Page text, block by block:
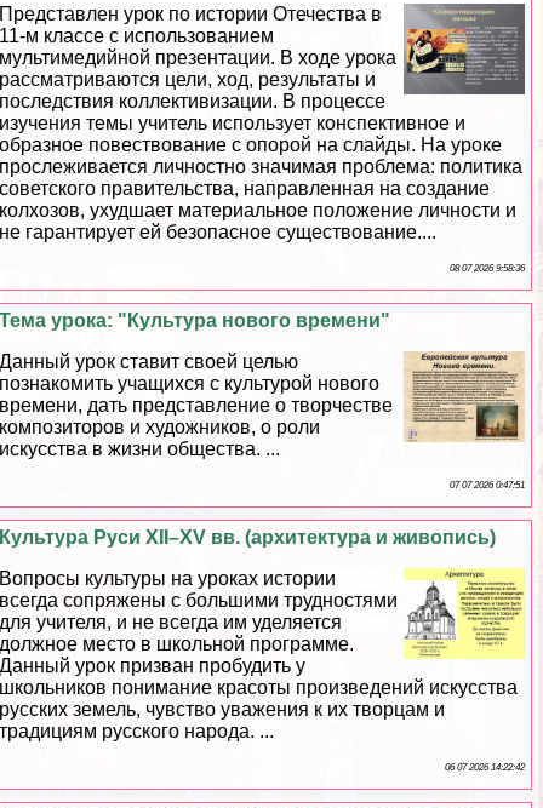
Представлен урок по истории Отечества в
11-м классе с использованием
мультимедийной презентации. В ходе урока
рассматриваются цели, ход, результаты и
последствия коллективизации. В процессе
изучения темы учитель использует конспективное и
образное повествование с опорой на слайды. На уроке
прослеживается личностно значимая проблема: политика
советского правительства, направленная на создание
колхозов, ухудшает материальное положение личности и
не гарантирует ей безопасное существование....
08 07 2026 9:58:36
Тема урока: "Культура нового времени"
Данный урок ставит своей целью
познакомить учащихся с культурой нового
времени, дать представление о творчестве
композиторов и художников, о роли
искусства в жизни общества. ...
07 07 2026 0:47:51
Культура Руси XII–XV вв. (архитектура и живопись)
Вопросы культуры на уроках истории
всегда сопряжены с большими трудностями
для учителя, и не всегда им уделяется
должное место в школьной программе.
Данный урок призван пробудить у
школьников понимание красоты произведений искусства
русских земель, чувство уважения к их творцам и
традициям русского народа. ...
06 07 2026 14:22:42